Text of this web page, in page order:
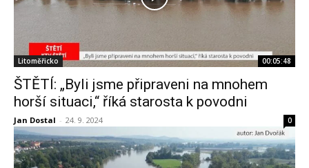
Litoměřicko 00:05:48
ŠTĚTÍ: „Byli jsme připraveni na mnohem
horší situaci,“ říká starosta k povodni
Jan Dostal - 24. 9. 2024 0